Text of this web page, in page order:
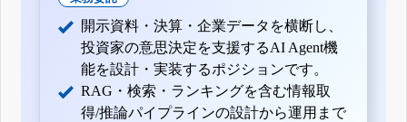
開示資料・決算・企業データを横断し、
投資家の意思決定を支援するAI Agent機
能を設計・実装するポジションです。
RAG・検索・ランキングを含む情報取
得/推論パイプラインの設計から運用まで